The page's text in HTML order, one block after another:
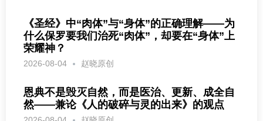
《圣经》中“肉体”与“身体”的正确理解——为
什么保罗要我们治死“肉体”，却要在“身体”上
荣耀神？
2026-08-04 赵晓原创
恩典不是毁灭自然，而是医治、更新、成全自
然——兼论《人的破碎与灵的出来》的观点